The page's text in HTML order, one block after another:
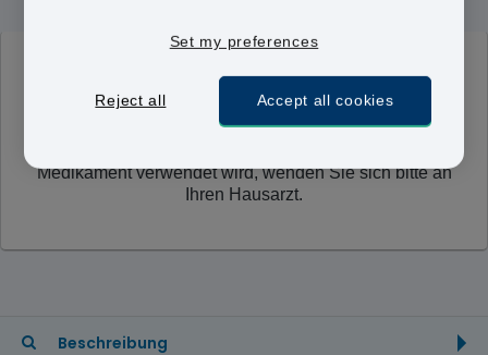
WICHTIGER HINWEIS:
Dieses Medikament wird
derzeit nicht von unserer Versandapotheke verkauft.
Diese Seite dient lediglich zur Information. Wenn Sie
Medikament verwendet wird, wenden Sie sich bitte an
Ihren Hausarzt.
Beschreibung
Set my preferences
Reject all Accept all cookies